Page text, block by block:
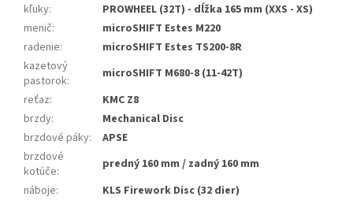
kľuky:
PROWHEEL (32T) - dĺžka 165 mm (XXS - XS)
menič:
microSHIFT Estes M220
radenie:
microSHIFT Estes TS200-8R
kazetový
pastorok:
microSHIFT M680-8 (11-42T)
reťaz:
KMC Z8
brzdy:
Mechanical Disc
brzdové páky:
APSE
brzdové
kotúče:
predný 160 mm / zadný 160 mm
náboje:
KLS Firework Disc (32 dier)